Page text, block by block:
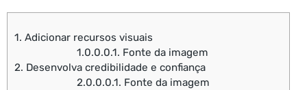
1. Adicionar recursos visuais
1.0.0.0.1. Fonte da imagem
2. Desenvolva credibilidade e confiança
2.0.0.0.1. Fonte da imagem